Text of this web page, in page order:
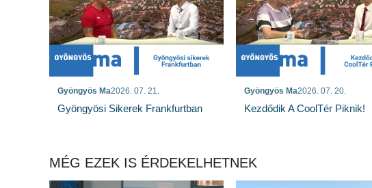
Gyöngyös Ma2026. 07. 21.
Gyöngyösi Sikerek Frankfurtban
Gyöngyös Ma2026. 07. 20.
Kezdődik A CoolTér Piknik!
MÉG EZEK IS ÉRDEKELHETNEK